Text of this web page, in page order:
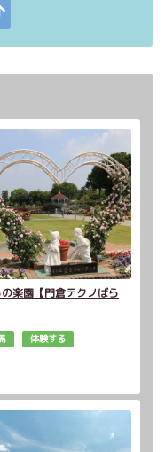
楽園【門倉テクノばら
体験する